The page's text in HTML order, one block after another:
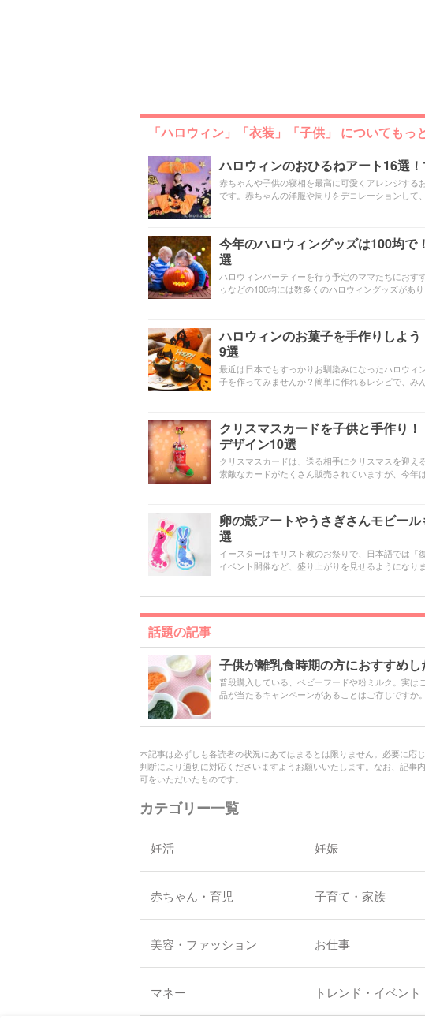
「ハロウィン」「衣装」「子供」 についてもっ
ハロウィンのおひるねアート16選
赤ちゃんや子供の寝相を最高に可愛くアレンジす
です。赤ちゃんの洋服や周りをデコレーションして
今年のハロウィングッズは100均で
選
ハロウィンパーティーを行う予定のママたちにお
ゥなどの100均には数多くのハロウィングッズがあ
ハロウィンのお菓子を手作りしよ
9選
最近は日本でもすっかりお馴染みになったハロウ
子を作ってみませんか？簡単に作れるレシピで、み
クリスマスカードを子供と手作り
デザイン10選
クリスマスカードは、送る相手にクリスマスを迎え
素敵なカードがたくさん販売されていますが、今年
卵の殻アートやうさぎさんモビー
選
イースターはキリスト教のお祭りで、日本語では
イベント開催など、盛り上がりを見せるようになり
話題の記事
子供が離乳食時期の方におすすめ
普段購入している、ベビーフードや粉ミルク。実
品が当たるキャンペーンがあることはご存じですか
本記事は必ずしも各読者の状況にあてはまるとは限りません。必要に応
判断により適切に対応くださいますようお願いいたします。なお、記事
可をいただいたものです。
カテゴリー一覧
妊活 妊娠
赤ちゃん・育児 子育て・家族
美容・ファッション お仕事
マネー トレンド・イベント